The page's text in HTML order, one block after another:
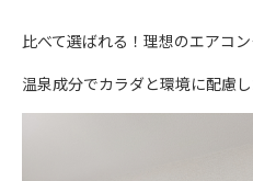
比べて選ばれる！理想のエアコン
温泉成分でカラダと環境に配慮